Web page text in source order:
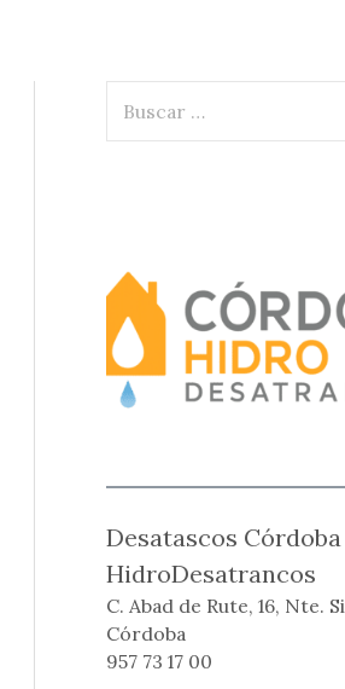
Desatascos Córdoba
HidroDesatrancos
C. Abad de Rute, 16, Nte.
Córdoba
957 73 17 00